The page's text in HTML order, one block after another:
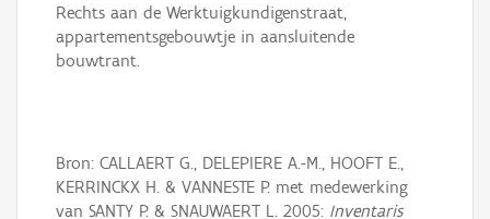
Rechts aan de Werktuigkundigenstraat,
appartementsgebouwtje in aansluitende
bouwtrant.
Bron: CALLAERT G., DELEPIERE A.-M., HOOFT E.,
KERRINCKX H. & VANNESTE P. met medewerking
van SANTY P. & SNAUWAERT L. 2005: Inventaris